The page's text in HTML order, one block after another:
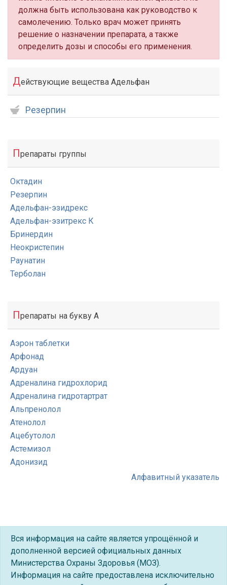
должна быть использована как руководство к
самолечению. Только врач может принять
решение о назначении препарата, а также
определить дозы и способы его применения.
Действующие вещества Адельфан
Резерпин
Препараты группы
Октадин
Резерпин
Адельфан-эзидрекс
Адельфан-эзитрекс К
Бринердин
Неокристепин
Раунатин
Терболан
Препараты на букву А
Аэрон таблетки
Арфонад
Ардуан
Адреналина гидрохлорид
Адреналина гидротартрат
Альпренолол
Атенолол
Ацебутолол
Астемизол
Адонизид
Алфавитный указатель
Вся информация на сайте является упрощённой и
дополненной версией официальных данных
Министерства Охраны Здоровья (МОЗ).
Информация на сайте предоставлена исключительно